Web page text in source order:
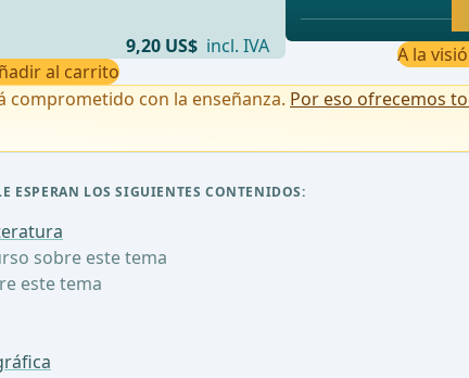
9,20 US$ incl. IVA
al carrito
A la
comprometido con la enseñanza. Por eso ofrecemos
ESPERAN LOS SIGUIENTES CONTENIDOS:
sobre este tema
este tema